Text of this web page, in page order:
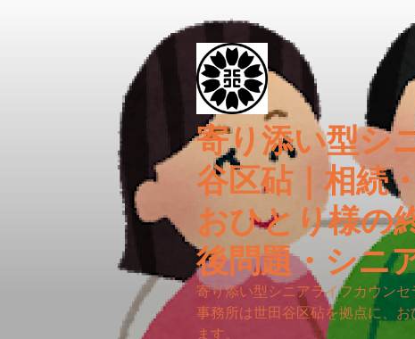
寄り添い型シ
谷区砧｜相続
おひとり様の
後問題・シニ
寄り添い型シニアライフカウン
事務所は世田谷区砧を拠点に、
ます。